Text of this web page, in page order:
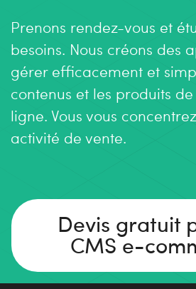
Prenons rendez-vous et
besoins. Nous créons des
gérer efficacement et
contenus et les produits
ligne. Vous vous
activité de vente.
Devis gratuit
CMS e-